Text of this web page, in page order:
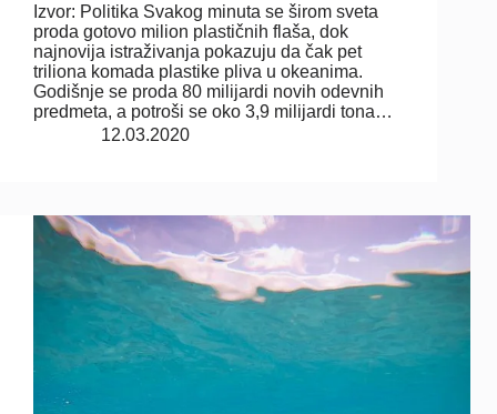
Izvor: Politika Svakog minuta se širom sveta
proda gotovo milion plastičnih flaša, dok
najnovija istraživanja pokazuju da čak pet
triliona komada plastike pliva u okeanima.
Godišnje se proda 80 milijardi novih odevnih
predmeta, a potroši se oko 3,9 milijardi tona…
12.03.2020